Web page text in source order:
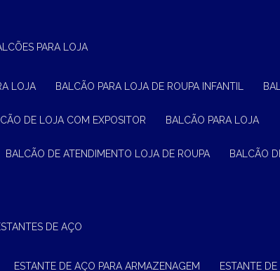
PARA LOJA
LOJA BALCÃO PARA LOJA DE ROUPA INFANTIL
DE LOJA COM EXPOSITOR BALCÃO PARA LOJA
BALCÃO DE ATENDIMENTO LOJA DE ROUPA BALCÃO
ESTANTES DE AÇO
ESTANTE DE AÇO PARA ARMAZENAGEM ESTANTE